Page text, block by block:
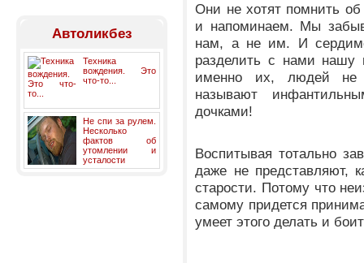
Автоликбез
Техника
вождения. Это
что-то...
Не спи за рулем.
Несколько
фактов об
утомлении и
усталости
Они не хотят помнить
и напоминаем. Мы
нам, а не им. И
разделить с нами нашу
именно их, людей не
называют
дочками!
Воспитывая тотально
даже не представляют,
старости. Потому что
самому придется
умеет этого делать и